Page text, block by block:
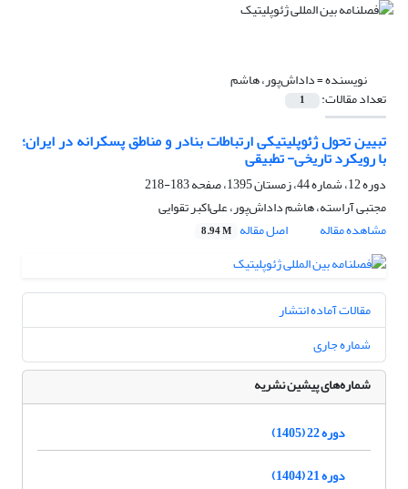
نویسنده =داداش‌پور، هاشم
تعداد مقالات: 1
تبیین تحول ژئوپلیتیکی ارتباطات بنادر و مناطق پسکرانه در ایران؛
با رویکرد تاریخی- تطبیقی
دوره 12، شماره 44، زمستان 1395، صفحه
183-218
مجتبی آراسته، هاشم داداش‌پور، علی‌اکبر تقوایی
مشاهده مقاله
اصل مقاله 8.94 M
مقالات آماده انتشار
شماره جاری
شماره‌های پیشین نشریه
دوره 22 (1405)
دوره 21 (1404)